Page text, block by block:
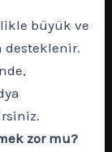
büyük ve
zor mu?